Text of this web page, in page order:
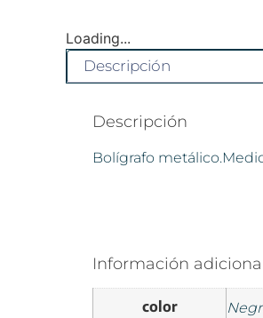
Loading...
Descripción
Descripción
Bolígrafo
Información
color